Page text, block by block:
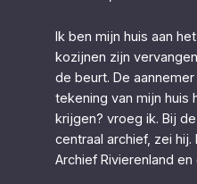
Ik ben mijn huis aan
kozijnen zijn
de beurt. De
tekening van mijn huis
krijgen? vroeg ik. Bij
centraal archief, zei
Archief Rivierenland